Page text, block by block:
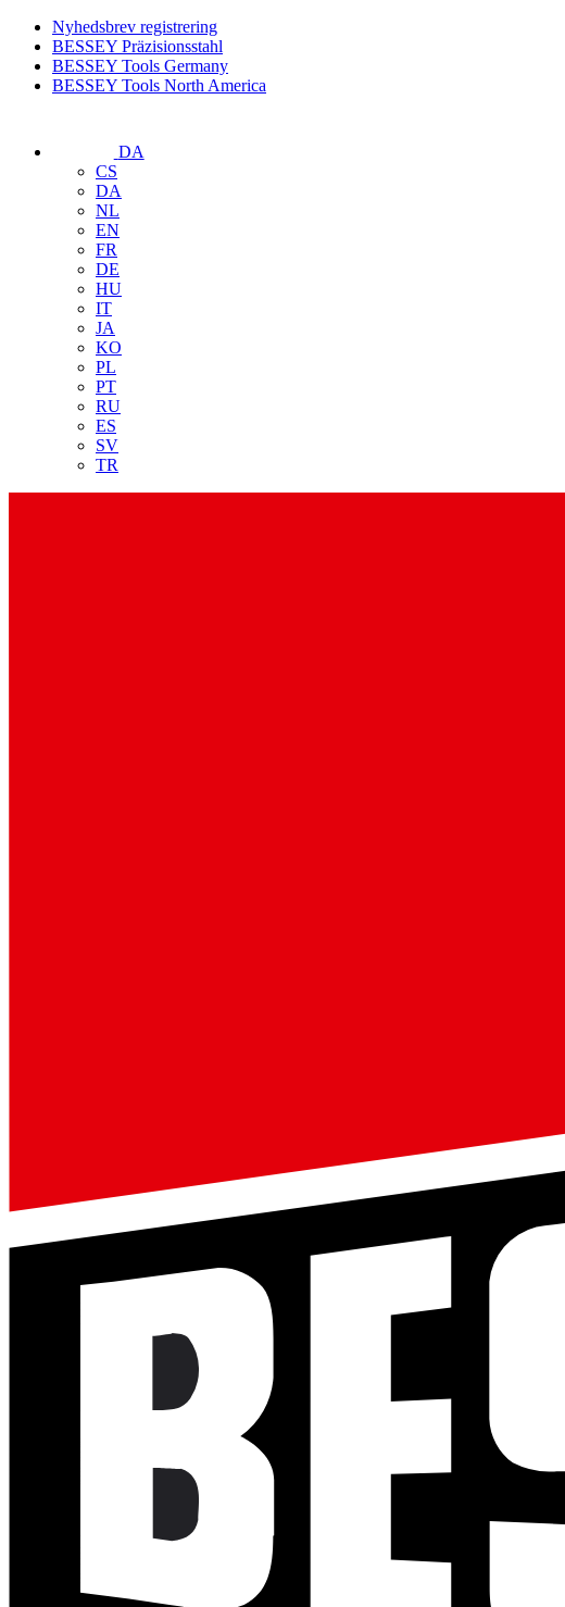
Nyhedsbrev registrering
BESSEY Präzisionsstahl
BESSEY Tools Germany
BESSEY Tools North America
DA
CS
DA
NL
EN
FR
DE
HU
IT
JA
KO
PL
PT
RU
ES
SV
TR